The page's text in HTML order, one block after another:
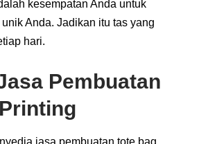
kesempatan Anda untuk
Anda. Jadikan itu tas yang
hari.
Pembuatan
jasa pembuatan tote bag